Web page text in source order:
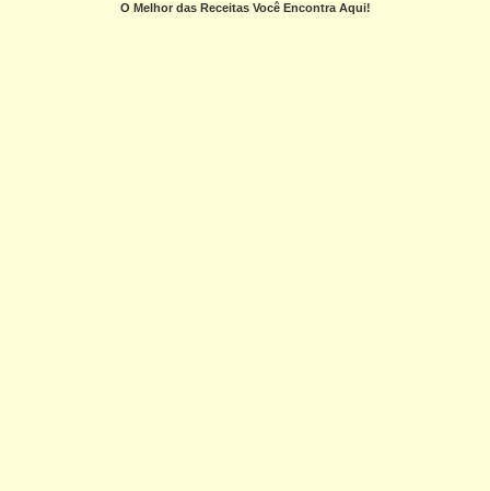
O Melhor das Receitas Você Encontra Aqui!